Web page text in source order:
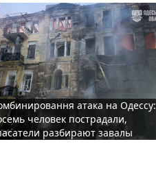
атака на Одессу:
человек пострадали,
разбирают завалы